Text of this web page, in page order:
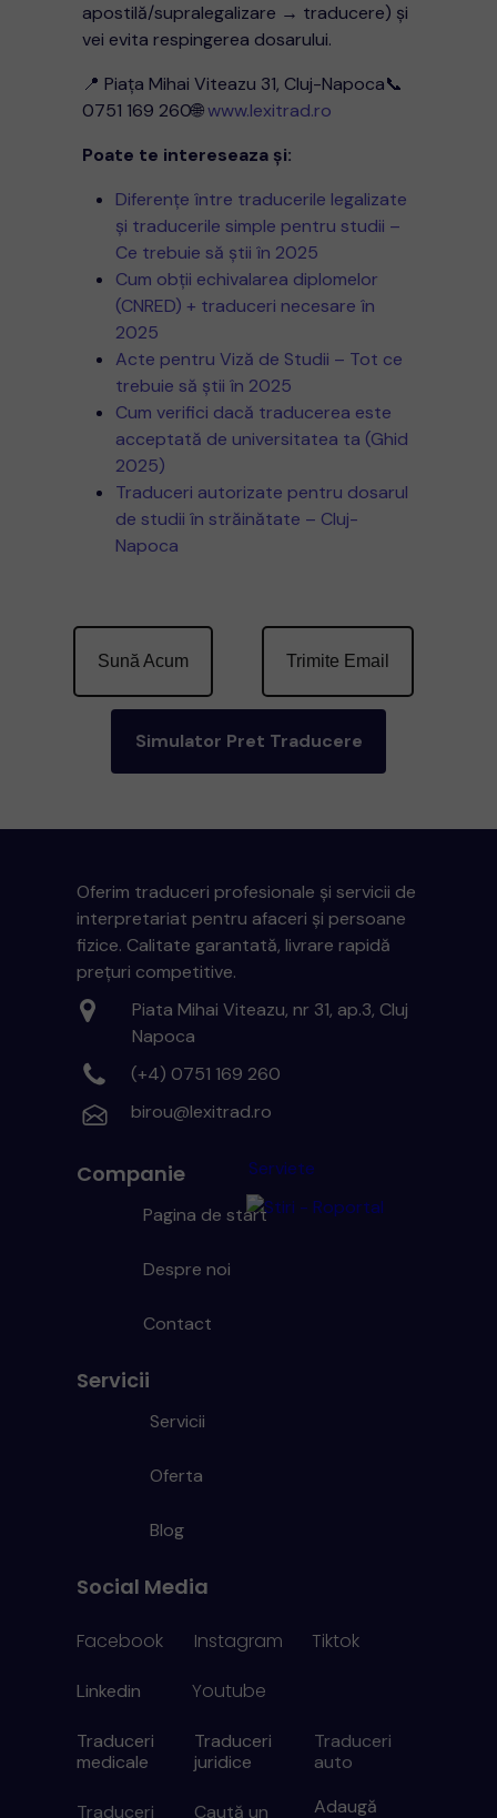
apostilă/supralegalizare → traducere) și
vei evita respingerea dosarului.
📍 Piața Mihai Viteazu 31, Cluj-Napoca📞
0751 169 260🌐www.lexitrad.ro
Poate te intereseaza și:
Diferențe între traducerile legalizate
și traducerile simple pentru studii –
Ce trebuie să știi în 2025
Cum obții echivalarea diplomelor
(CNRED) + traduceri necesare în
2025
Acte pentru Viză de Studii – Tot ce
trebuie să știi în 2025
Cum verifici dacă traducerea este
acceptată de universitatea ta (Ghid
2025)
Traduceri autorizate pentru dosarul
de studii în străinătate – Cluj-
Napoca
Simulator Pret Traducere
Trimite Email
Sună Acum
Serviete
Linkedin Youtube
Tiktok
Instagram
Traduceri
Traduceri
auto
Traduceri
juridice
Adaugă
Caută un
Traduceri
medicale
Facebook
(+4) 0751 169 260
birou@lexitrad.ro
Piata Mihai Viteazu, nr 31, ap.3, Cluj
Napoca
Oferim traduceri profesionale și servicii de
interpretariat pentru afaceri și persoane
fizice. Calitate garantată, livrare rapidă
prețuri competitive.
Companie
Pagina de start
Despre noi
Contact
Servicii
Servicii
Oferta
Blog
Social Media